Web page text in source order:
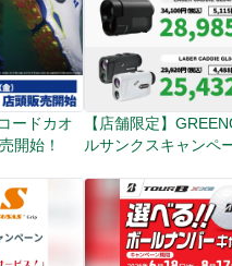
ードカオ
開始！
【店舗限定】
ルサンクスキャンペ